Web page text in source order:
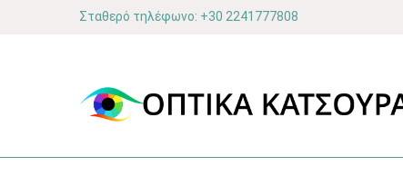
Σταθερό τηλέφωνο: +30 2241777808